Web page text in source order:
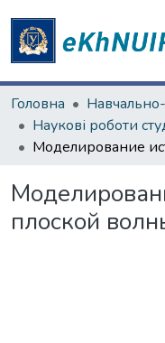
Головна
плоской